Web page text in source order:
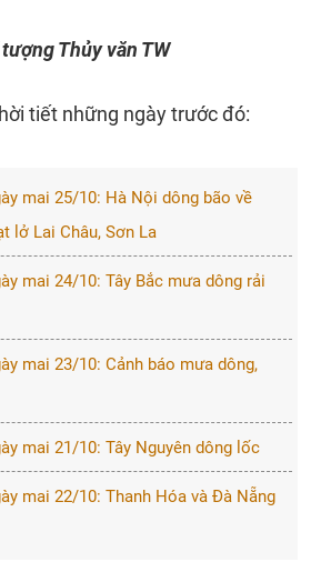
Thủy văn TW
tiết những ngày trước đó:
mai 25/10: Hà Nội dông bão về
lở Lai Châu, Sơn La
mai 24/10: Tây Bắc mưa dông rải
mai 23/10: Cảnh báo mưa dông,
mai 21/10: Tây Nguyên dông lốc
mai 22/10: Thanh Hóa và Đà Nẵng